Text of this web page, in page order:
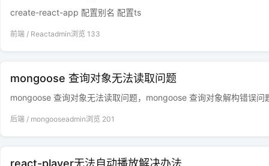
create-react-app 配置别名 配置ts
前端 / Reactadmin浏览 133
mongoose 查询对象无法读取问题
mongoose 查询对象无法读取问题，mongoose 查询对象解构错误问
后端 / mongooseadmin浏览 201
react-player无法自动播放解决办法